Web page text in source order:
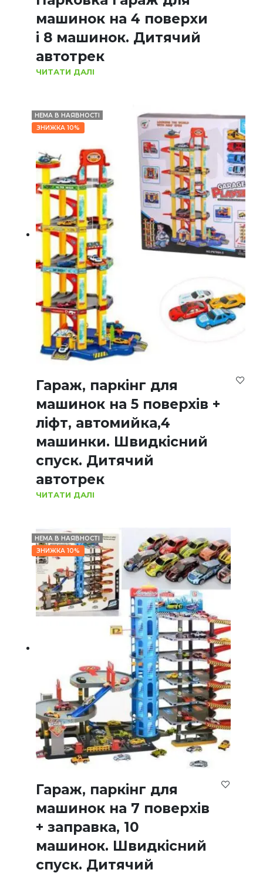
машинок на 4 поверхи
і 8 машинок. Дитячий
автотрек
ЧИТАТИ ДАЛІ
НЕМА В НАЯВНОСТІ
ЗНИЖКА 10%
Гараж, паркінг для
машинок на 5 поверхів +
ліфт, автомийка,4
машинки. Швидкісний
спуск. Дитячий
автотрек
ЧИТАТИ ДАЛІ
НЕМА В НАЯВНОСТІ
ЗНИЖКА 10%
Гараж, паркінг для
машинок на 7 поверхів
+ заправка, 10
машинок. Швидкісний
спуск. Дитячий